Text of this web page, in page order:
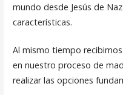
mundo desde Jesús de
características.
Al mismo tiempo
en nuestro proceso de
realizar las opciones